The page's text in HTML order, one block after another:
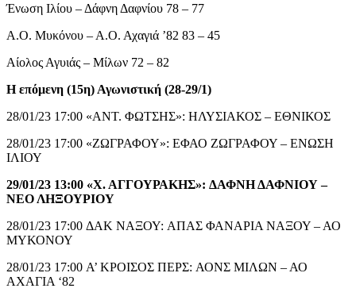
Ένωση Ιλίου – Δάφνη Δαφνίου 78 – 77
Α.Ο. Μυκόνου – Α.Ο. Αχαγιά ’82 83 – 45
Αίολος Αγυιάς – Μίλων 72 – 82
Η επόμενη (15η) Αγωνιστική (28-29/1)
28/01/23 17:00 «ΑΝΤ. ΦΩΤΣΗΣ»: ΗΛΥΣΙΑΚΟΣ – ΕΘΝΙΚΟΣ
28/01/23 17:00 «ΖΩΓΡΑΦΟΥ»: ΕΦΑΟ ΖΩΓΡΑΦΟΥ – ΕΝΩΣΗ
ΙΛΙΟΥ
29/01/23 13:00 «Χ. ΑΓΓΟΥΡΑΚΗΣ»: ΔΑΦΝΗ ΔΑΦΝΙΟΥ –
ΝΕΟ ΛΗΞΟΥΡΙΟΥ
28/01/23 17:00 ΔΑΚ ΝΑΞΟΥ: ΑΠΑΣ ΦΑΝΑΡΙΑ ΝΑΞΟΥ – ΑΟ
ΜΥΚΟΝΟΥ
28/01/23 17:00 Α’ ΚΡΟΙΣΟΣ ΠΕΡΣ: ΑΟΝΣ ΜΙΛΩΝ – ΑΟ
ΑΧΑΓΙΑ ‘82